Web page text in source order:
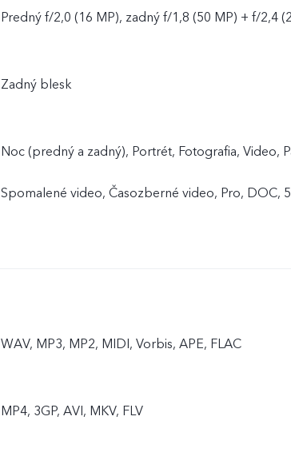
Predný f/2,0 (16 MP), zadný f/1,8 (50 MP) + f/2,4
Zadný blesk
Noc (predný a zadný), Portrét, Fotografia, Video,
Spomalené video, Časozberné video, Pro, DOC,
WAV, MP3, MP2, MIDI, Vorbis, APE, FLAC
MP4, 3GP, AVI, MKV, FLV